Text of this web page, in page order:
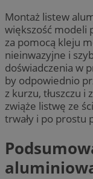
Montaż listew
większość modeli
za pomocą kleju
nieinwazyjne i
doświadczenia w
by odpowiednio
z kurzu, tłuszczu
zwiąże listwę ze
trwały i po prostu